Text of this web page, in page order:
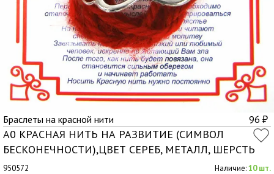
Браслеты на красной нити 96 ₽
A0 КРАСНАЯ НИТЬ НА РАЗВИТИЕ (СИМВОЛ
БЕСКОНЕЧНОСТИ),ЦВЕТ СЕРЕБ, МЕТАЛЛ, ШЕРСТЬ
950572 Наличие:10 шт.